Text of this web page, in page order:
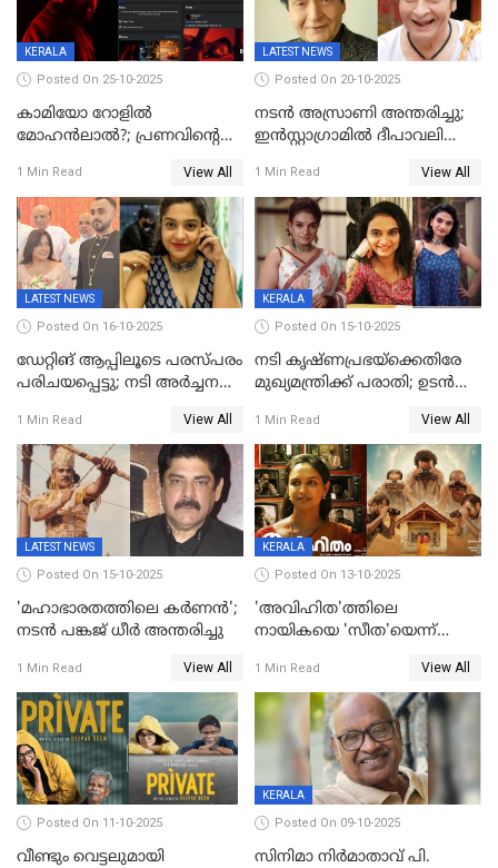
KERALA
Posted On 25-10-2025
കാമിയോ റോളിൽ
മോഹൻലാൽ?; പ്രണവിന്റെ
പിന്നാലെ ഡിപി; ചർച്ചയായി
സോഷ്യൽ മീഡിയ ചിത്രങ്ങൾ
1 Min Read View All
LATEST NEWS
Posted On 20-10-2025
നടന്‍ അസ്രാണി അന്തരിച്ചു;
ഇന്‍‌സ്റ്റാഗ്രാമില്‍ ദീപാവലി
മണിക്കൂറുകള്‍ക്കകം
വിയോഗം
1 Min Read View All
LATEST NEWS
Posted On 16-10-2025
ഡേറ്റിങ് ആപ്പിലൂടെ പരസ്പരം
പരിചയപ്പെട്ടു; നടി അർച്ചന
1 Min Read View All
KERALA
Posted On 15-10-2025
നടി കൃഷ്ണപ്രഭയ്‌ക്കെതിരേ
മുഖ്യമന്ത്രിക്ക് പരാതി; ഉടൻ
പരാതിയിൽ
1 Min Read View All
LATEST NEWS
Posted On 15-10-2025
'മഹാഭാരതത്തിലെ കർണന്‍';
നടൻ പങ്കജ് ധീർ അന്തരിച്ചു
1 Min Read View All
KERALA
Posted On 13-10-2025
'അവിഹിത'ത്തിലെ
നായികയെ 'സീത'യെന്ന്
ബോർഡ്
1 Min Read View All
Posted On 11-10-2025
വീണ്ടും വെട്ടലുമായി
KERALA
Posted On 09-10-2025
സിനിമാ നിർമാതാവ് പി.